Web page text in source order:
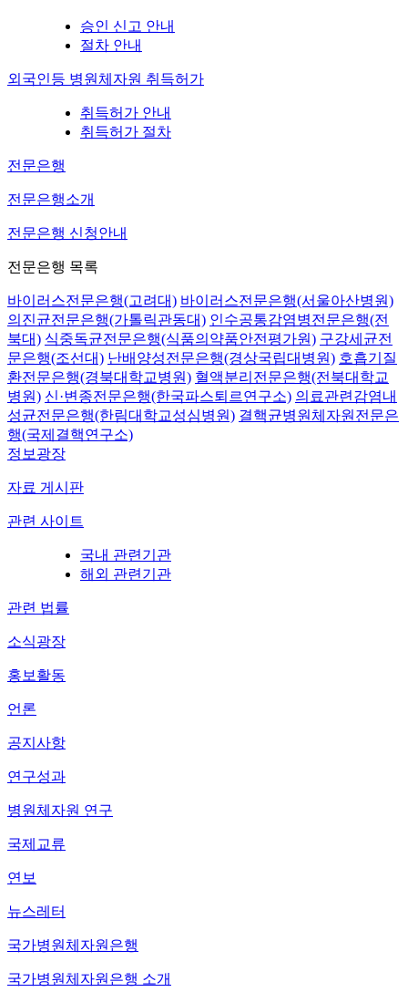
승인 신고 안내
절차 안내
외국인등 병원체자원 취득허가
취득허가 안내
취득허가 절차
전문은행
전문은행소개
전문은행 신청안내
전문은행 목록
바이러스전문은행(고려대) 바이러스전문은행(서울아산병원)
의진균전문은행(가톨릭관동대) 인수공통감염병전문은행(전
북대) 식중독균전문은행(식품의약품안전평가원) 구강세균전
문은행(조선대) 난배양성전문은행(경상국립대병원) 호흡기질
환전문은행(경북대학교병원) 혈액분리전문은행(전북대학교
병원) 신·변종전문은행(한국파스퇴르연구소) 의료관련감염내
성균전문은행(한림대학교성심병원) 결핵균병원체자원전문은
행(국제결핵연구소)
정보광장
자료 게시판
관련 사이트
국내 관련기관
해외 관련기관
관련 법률
소식광장
홍보활동
언론
공지사항
연구성과
병원체자원 연구
국제교류
연보
뉴스레터
국가병원체자원은행
국가병원체자원은행 소개